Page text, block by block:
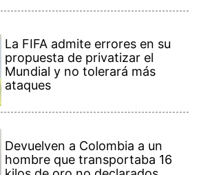
La FIFA admite errores en su
propuesta de privatizar el
Mundial y no tolerará más
ataques
Devuelven a Colombia a un
hombre que transportaba 16